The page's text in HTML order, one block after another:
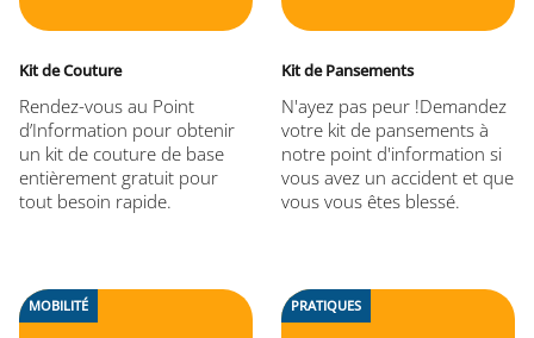
Kit de Couture
Rendez-vous au Point
d’Information pour obtenir
un kit de couture de base
entièrement gratuit pour
tout besoin rapide.
Kit de Pansements
N'ayez pas peur !Demandez
votre kit de pansements à
notre point d'information si
vous avez un accident et que
vous vous êtes blessé.
MOBILITÉ PRATIQUES